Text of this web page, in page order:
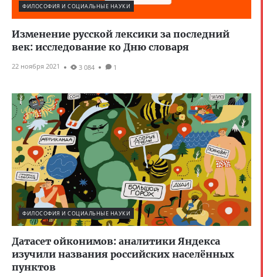
ФИЛОСОФИЯ И СОЦИАЛЬНЫЕ НАУКИ
Изменение русской лексики за последний
век: исследование ко Дню словаря
22 ноября 2021 3 084 1
ФИЛОСОФИЯ И СОЦИАЛЬНЫЕ НАУКИ
Датасет ойконимов: аналитики Яндекса
изучили названия российских населённых
пунктов